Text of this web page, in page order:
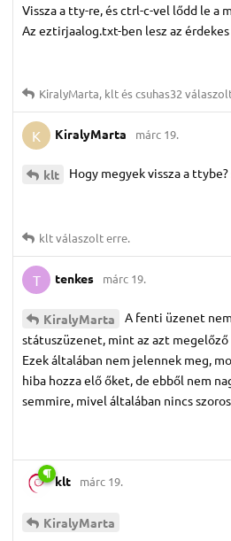
Vissza a tty-re, és ctrl-c-vel lődd le a
Az eztirjaalog.txt-ben lesz az
KiralyMarta, kltéscsuhas32
K KiralyMarta márc 19.
klt Hogy megyek vissza a
kltválaszolt erre.
T tenkes márc 19.
KiralyMarta
A fenti üzenet
státuszüzenet, mint az azt
Ezek általában nem jelennek meg,
hiba hozza elő őket, de ebből nem
semmire, mivel általában nincs
klt márc 19.
KiralyMarta